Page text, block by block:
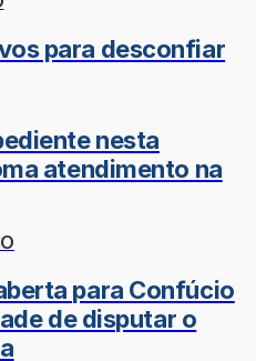
para desconfiar
nesta
atendimento na
para Confúcio
de disputar o